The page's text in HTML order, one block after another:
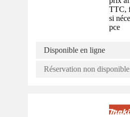
TTC,
si
pce
Disponible en ligne
Réservation non disponible